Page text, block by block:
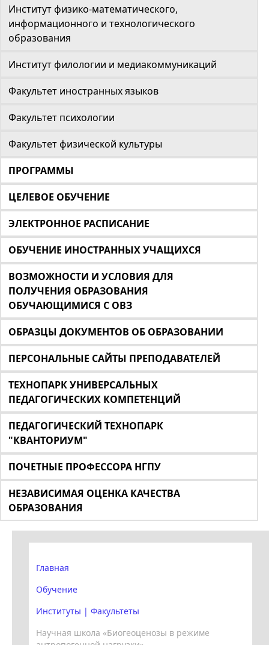
Институт физико-математического,
информационного и технологического
образования
Институт филологии и медиакоммуникаций
Факультет иностранных языков
Факультет психологии
Факультет физической культуры
ПРОГРАММЫ
ЦЕЛЕВОЕ ОБУЧЕНИЕ
ЭЛЕКТРОННОЕ РАСПИСАНИЕ
ОБУЧЕНИЕ ИНОСТРАННЫХ УЧАЩИХСЯ
ВОЗМОЖНОСТИ И УСЛОВИЯ ДЛЯ
ПОЛУЧЕНИЯ ОБРАЗОВАНИЯ
ОБУЧАЮЩИМИСЯ С ОВЗ
ОБРАЗЦЫ ДОКУМЕНТОВ ОБ ОБРАЗОВАНИИ
ПЕРСОНАЛЬНЫЕ САЙТЫ ПРЕПОДАВАТЕЛЕЙ
ТЕХНОПАРК УНИВЕРСАЛЬНЫХ
ПЕДАГОГИЧЕСКИХ КОМПЕТЕНЦИЙ
ПЕДАГОГИЧЕСКИЙ ТЕХНОПАРК
"КВАНТОРИУМ"
ПОЧЕТНЫЕ ПРОФЕССОРА НГПУ
НЕЗАВИСИМАЯ ОЦЕНКА КАЧЕСТВА
ОБРАЗОВАНИЯ
Главная
Обучение
Институты | Факультеты
Научная школа «Биогеоценозы в режиме